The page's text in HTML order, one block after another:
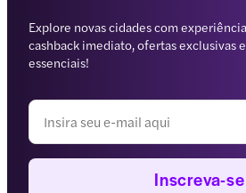
Explore novas cidades com
cashback imediato, ofertas exclusivas
essenciais!
Inscreva-se